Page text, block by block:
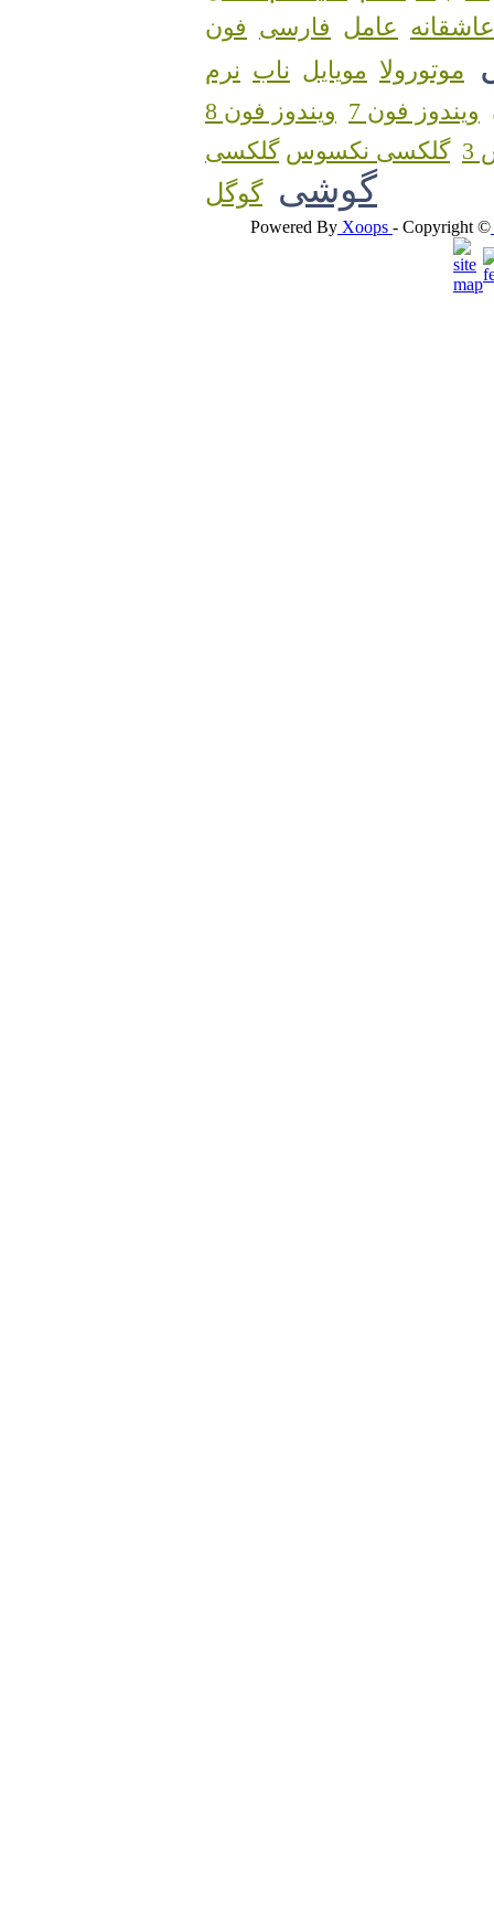
عاشقانه عامل فارسی فون
موتورولا مویایل ناب نرم
ویندوز فون 7
ویندوز فون 8
گلکسی نکسوس
گوشی گوگل
Powered By Xoops - Copyright ©